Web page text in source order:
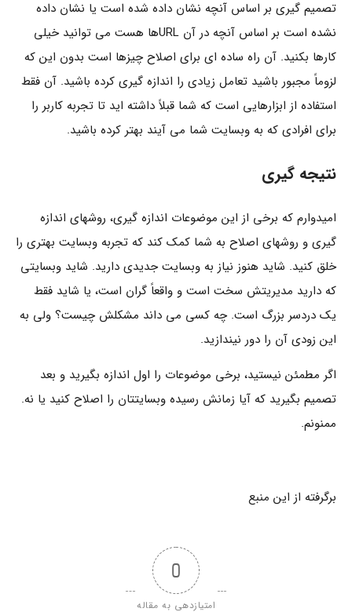
تصمیم گیری بر اساس آنچه نشان داده شده است یا نشان داده
نشده است بر اساس آنچه در آن URLها هست می توانید خیلی
کارها بکنید. آن راه ساده ای برای اصلاح چیزها است بدون این که
لزوماً مجبور باشید تعامل زیادی را اندازه گیری کرده باشید. آن فقط
استفاده از ابزارهایی است که شما قبلاً داشته اید تا تجربه کاربر را
برای افرادی که به وبسایت شما می آیند بهتر کرده باشید.
نتیجه گیری
امیدوارم که برخی از این موضوعات اندازه گیری، روشهای اندازه
گیری و روشهای اصلاح به شما کمک کند که تجربه وبسایت بهتری را
خلق کنید. شاید هنوز نیاز به وبسایت جدیدی دارید. شاید وبسایتی
که دارید مدیریتش سخت است و واقعاً گران است، یا شاید فقط
یک دردسر بزرگ است. چه کسی می داند مشکلش چیست؟ ولی به
این زودی آن را دور نیندازید.
اگر مطمئن نیستید، برخی موضوعات را اول اندازه بگیرید و بعد
تصمیم بگیرید که آیا زمانش رسیده وبسایتتان را اصلاح کنید یا نه.
ممنونم.
برگرفته از این منبع
0
امتیازدهی به مقاله